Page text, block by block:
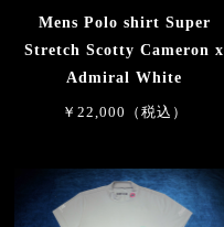
Mens Polo shirt Super
Stretch Scotty Cameron x
Admiral White
￥22,000（税込）